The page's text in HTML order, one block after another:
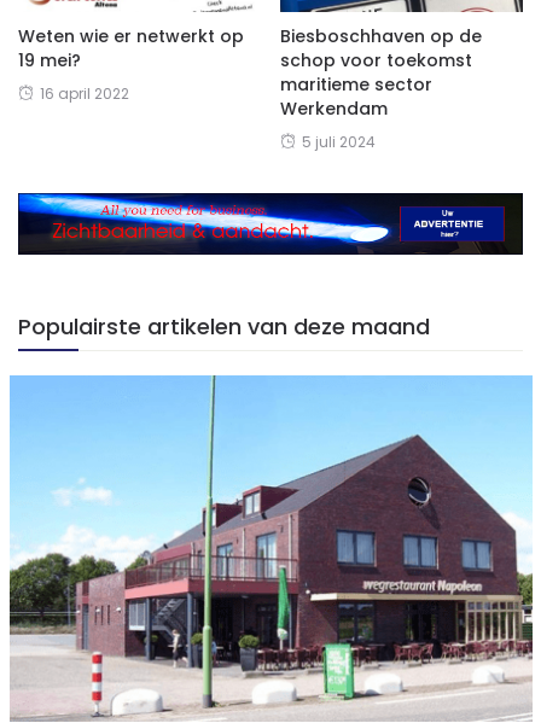
Weten wie er netwerkt op
19 mei?
16 april 2022
Biesboschhaven op de
schop voor toekomst
maritieme sector
Werkendam
5 juli 2024
Populairste artikelen van deze maand